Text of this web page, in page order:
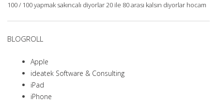
100 / 100 yapmak sakıncalı diyorlar 20 ile 80 arası kalsın diyorlar hocam
BLOGROLL
Apple
ideatek Software & Consulting
iPad
iPhone